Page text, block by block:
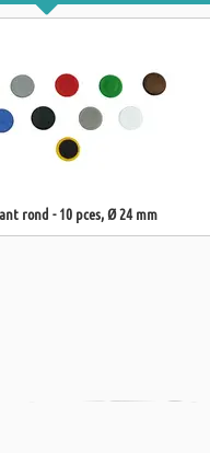
rond - 10 pces, Ø 24 mm